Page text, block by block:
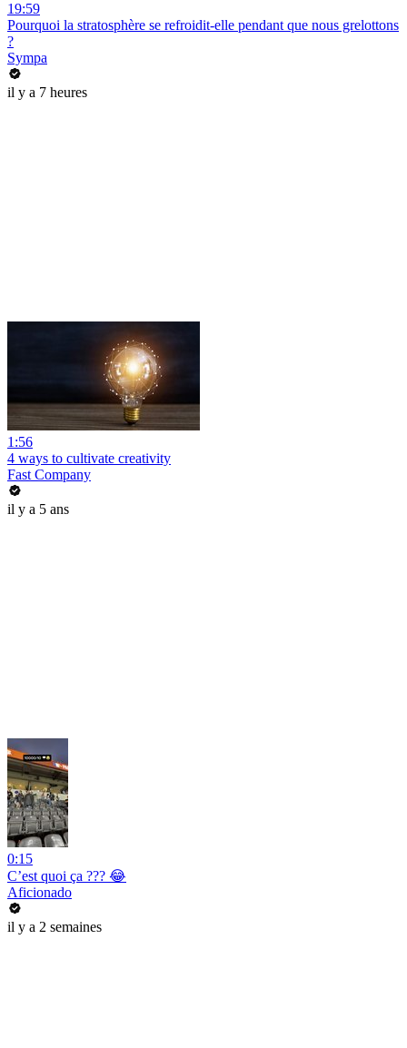
19:59
Pourquoi la stratosphère se refroidit-elle pendant que nous grelottons
?
Sympa
il y a 7 heures
1:56
4 ways to cultivate creativity
Fast Company
il y a 5 ans
0:15
C’est quoi ça ??? 😂
Aficionado
il y a 2 semaines